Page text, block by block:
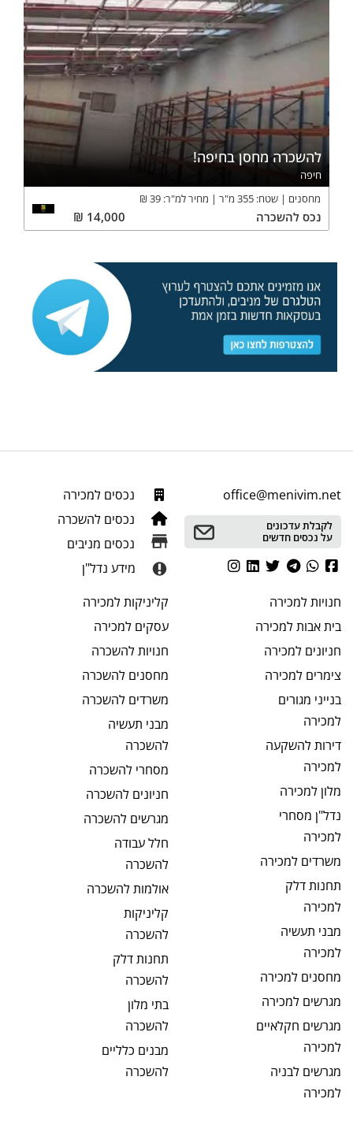
להשכרה מחסן בחיפה!
חיפה
מחסנים
שטח: 355 מ"ר מחיר למ"ר: 39
₪
נכס להשכרה 14,000
₪
office@menivim.net
לקבלת עדכונים
על נכסים חדשים
נכסים למכירה
נכסים להשכרה
נכסים מניבים
מידע נדל"ן
חנויותלמכירה
בית אבותלמכירה
חניונים למכירה
צימרים למכירה
בנייני מגורים
למכירה
דירות להשקעה
למכירה
מלון למכירה
נדל"ן מסחרי
למכירה
משרדים למכירה
תחנות דלק
למכירה
מבני תעשיה
למכירה
מחסנים למכירה
מגרשים למכירה
מגרשים חקלאיים
למכירה
מגרשים לבניה
למכירה
קליניקותלמכירה
עסקים למכירה
חנויותלהשכרה
מחסנים להשכרה
משרדים להשכרה
מבני תעשיה
להשכרה
מסחרי להשכרה
חניונים להשכרה
מגרשים להשכרה
חלל עבודה
להשכרה
אולמותלהשכרה
קליניקות
להשכרה
תחנות דלק
להשכרה
בתי מלון
להשכרה
מבנים כלליים
להשכרה